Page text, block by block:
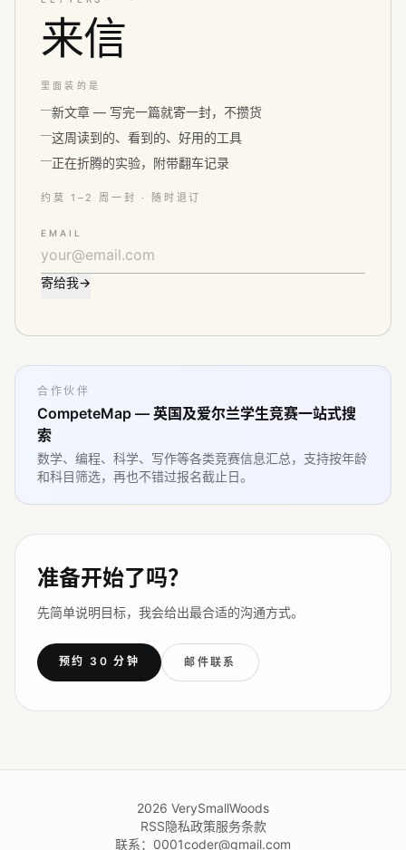
来信
里面装的是
新文章 — 写完一篇就寄一封，不攒货
这周读到的、看到的、好用的工具
正在折腾的实验，附带翻车记录
约莫 1–2 周一封 · 随时退订
EMAIL
寄给我→
合作伙伴
CompeteMap — 英国及爱尔兰学生竞赛一站式搜
索
数学、编程、科学、写作等各类竞赛信息汇总，支持按年龄
和科目筛选，再也不错过报名截止日。
准备开始了吗？
先简单说明目标，我会给出最合适的沟通方式。
预约 30 分钟 邮件联系
2026 VerySmallWoods
RSS隐私政策服务条款
联系： 0001coder@gmail.com